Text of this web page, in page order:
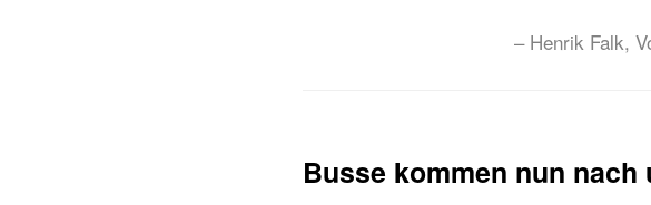
– Henrik Falk,
Busse kommen nun